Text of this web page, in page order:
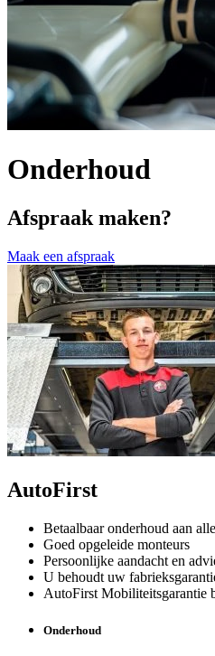
Onderhoud
Afspraak maken?
Maak een afspraak
AutoFirst
Betaalbaar onderhoud aan
Goed opgeleide monteurs
Persoonlijke aandacht en
U behoudt uw
AutoFirst Mobiliteitsgarantie
Onderhoud